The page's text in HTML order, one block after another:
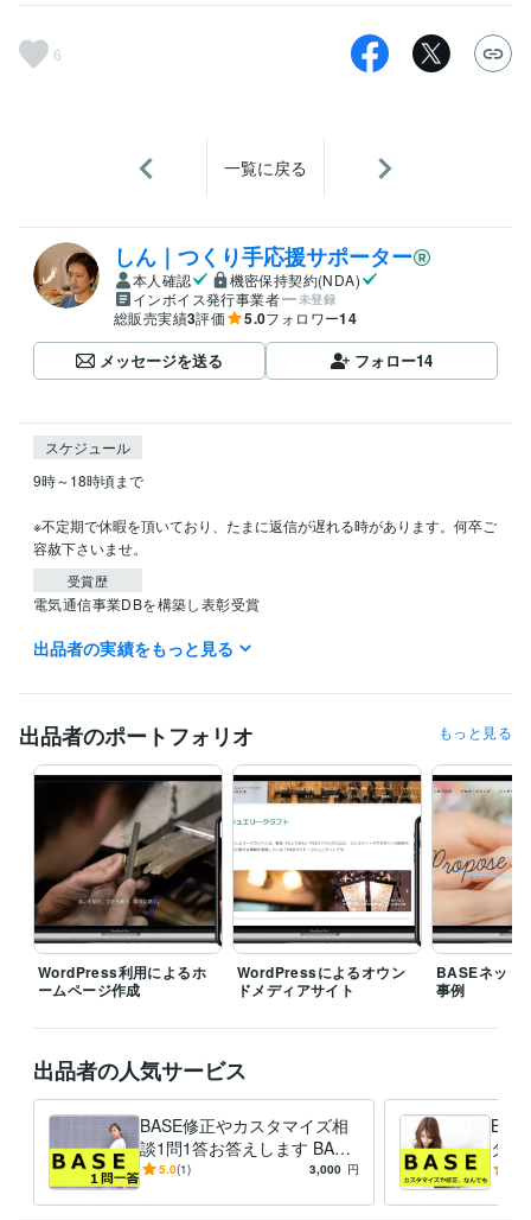
6
一覧に戻る
しん｜つくり手応援サポーター
本人確認
機密保持契約(NDA)
インボイス発行事業者
未登録
総販売実績3評価 5.0フォロワー14
メッセージを送る フォロー14
スケジュール
9時～18時頃まで
※不定期で休暇を頂いており、たまに返信が遅れる時があります。何卒ご
容赦下さいませ。
受賞歴
電気通信事業DBを構築し表彰受賞
資格・検定
ITパスポート 取得年 : 2020年
ITコーディネータ（ITC） 取得年 : 2020年
ITパスポート 取得年 : 2019年
プログラミング言語・フレームワーク
CSS:15年 HTML:15年JavaScript:15年
SQL:12年
MySQL:12年
ビジネス・クリエイティブツール
WordPress:15年Google サイト:5年Google スプレッドシート:10年
Google スライド:10年Google ドキュメント:10年BASE:5年
EC-CUBE:10年Shopify:5年 STORES:1年カラーミーショップ:2年
Google Analytics:10年
Google Search Console:10年
得意分野
Web制作・HP作成・EC構築 ネットショップ等のWebサイト制作
ホームページ ネットショップ ECサイト ブログ
WordPress
サイト
BASE WEBサイト SEO html
集客・マーケティング相談 WEBやSNS等デジタルマーケティング
WEBサイト Instagram
インスタグラム
ツイッター
フェイスブック LINE メルマガ マーケティング
出品者の実績をもっと見る
出品者のポートフォリオ もっと見る
WordPress利用によるホ
ームページ作成
WordPressによるオウン
ドメディアサイト
BASEネット
事例
出品者の人気サービス
BASE修正やカスタマイズ相
談1問1答お答えします BASE
の使い方や作り方、複雑な商
5.0(1) 3,000 円
タマ
トシ